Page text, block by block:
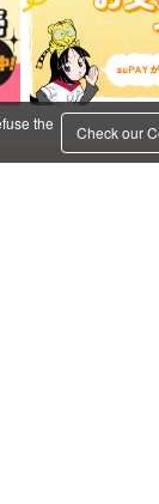
the
Check our
ッド・プラネッ